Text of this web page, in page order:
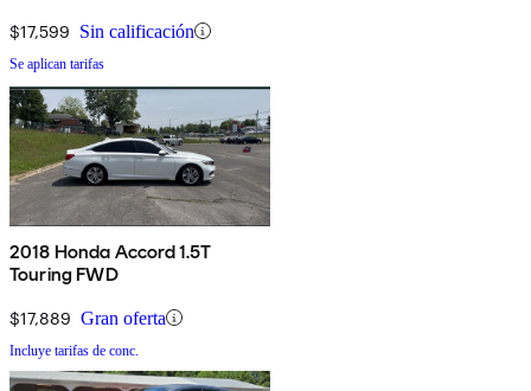
$17,599 Sin calificación
Se aplican tarifas
2018 Honda Accord 1.5T
Touring FWD
$17,889 Gran oferta
Incluye tarifas de conc.